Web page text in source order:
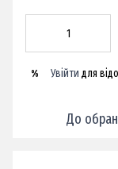
% Увійти для
До